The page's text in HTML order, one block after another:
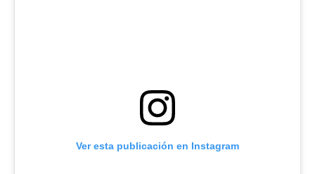
Ver esta publicación en Instagram